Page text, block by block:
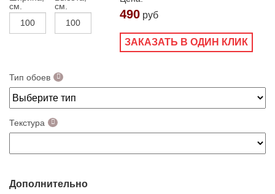
см.
см.
490 руб
ЗАКАЗАТЬ В ОДИН КЛИК
Тип обоев
Текстура
Дополнительно